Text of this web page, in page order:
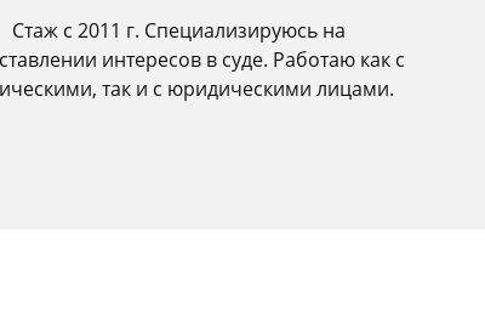
Стаж с 2011 г. Специализируюсь на
интересов в суде. Работаю как с
так и с юридическими лицами.